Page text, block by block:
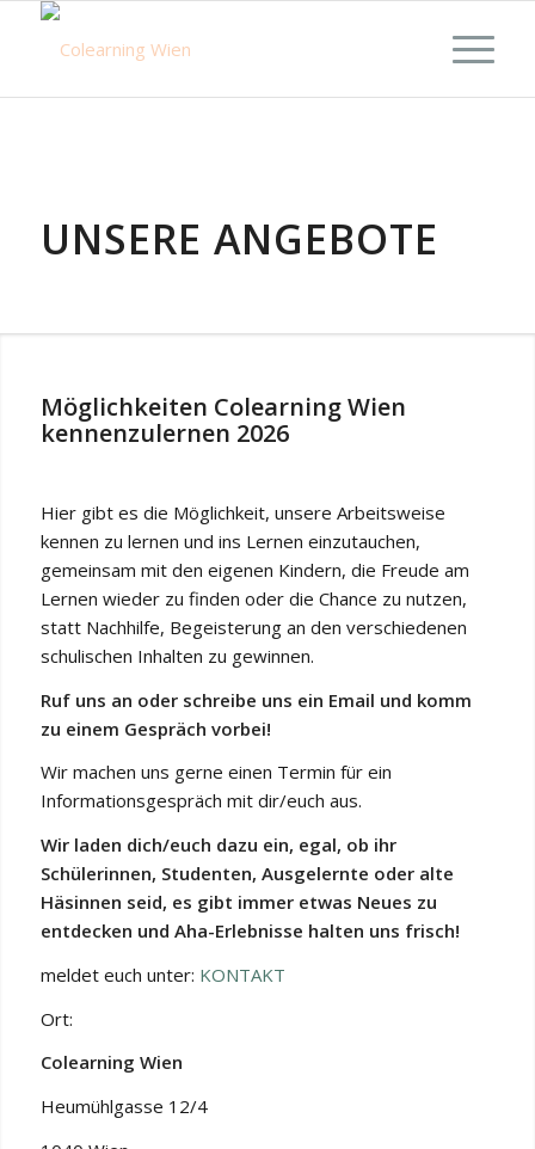
UNSERE ANGEBOTE
Möglichkeiten Colearning Wien
kennenzulernen 2026
Hier gibt es die Möglichkeit, unsere Arbeitsweise
kennen zu lernen und ins Lernen einzutauchen,
gemeinsam mit den eigenen Kindern, die Freude am
Lernen wieder zu finden oder die Chance zu nutzen,
statt Nachhilfe, Begeisterung an den verschiedenen
schulischen Inhalten zu gewinnen.
Ruf uns an oder schreibe uns ein Email und komm
zu einem Gespräch vorbei!
Wir machen uns gerne einen Termin für ein
Informationsgespräch mit dir/euch aus.
Wir laden dich/euch dazu ein, egal, ob ihr
Schülerinnen, Studenten, Ausgelernte oder alte
Häsinnen seid, es gibt immer etwas Neues zu
entdecken und Aha-Erlebnisse halten uns frisch!
meldet euch unter: KONTAKT
Ort:
Colearning Wien
Heumühlgasse 12/4